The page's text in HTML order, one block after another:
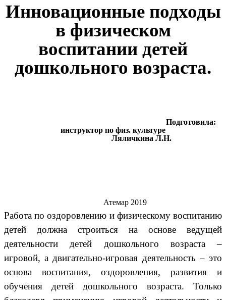
Инновационные подходы
в физическом
воспитании детей
дошкольного возраста.
Подготовила:
инструктор по физ. культуре
Ляличкина Л.Н.
Атемар 2019
Работа по оздоровлению и физическому воспитанию
детей должна строиться на основе ведущей
деятельности детей дошкольного возраста –
игровой, а двигательно-игровая деятельность – это
основа воспитания, оздоровления, развития и
обучения детей дошкольного возраста. Только